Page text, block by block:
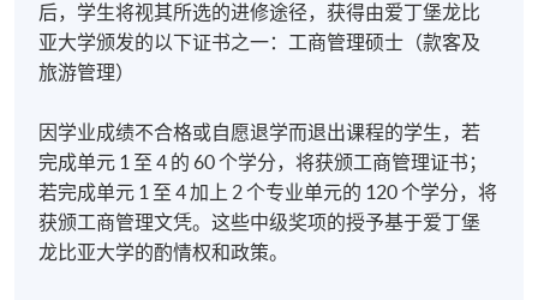
完成工商管理硕士课程所需时间最短为 21 个月，最长
为 33 个月。
据不同的学习路径，会结合个人作业、案例研究作
业、测验和专案，以达到个别单元的学习成果和课程
学习成果的要求。
学生每个学期最多可从单元 1 至 6 中选修两个单元。学
后，学生将视其所选的进修途径，获得由爱丁堡龙比
亚大学颁发的以下证书之一：工商管理硕士（款客及
旅游管理）
因学业成绩不合格或自愿退学而退出课程的学生，若
完成单元 1 至 4 的 60 个学分，将获颁工商管理证书；
若完成单元 1 至 4 加上 2 个专业单元的 120 个学分，将
获颁工商管理文凭。这些中级奖项的授予基于爱丁堡
龙比亚大学的酌情权和政策。